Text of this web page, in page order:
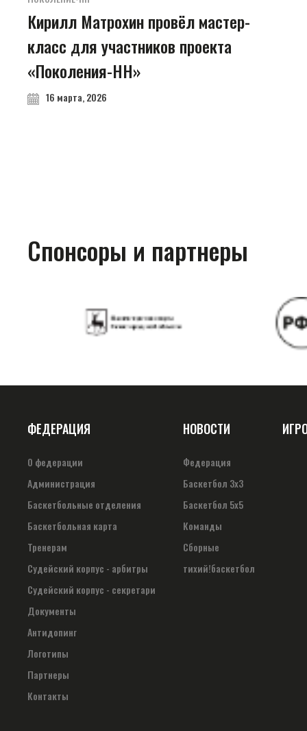
Кирилл Матрохин провёл мастер-
класс для участников проекта
«Поколения-НН»
16 марта, 2026
Спонсоры и партнеры
ФЕДЕРАЦИЯ
О федерации
Администрация
Баскетбольные отделения
Баскетбольная карта
Тренерам
Судейский корпус - арбитры
Судейский корпус - секретари
Документы
Антидопинг
Логотипы
Партнеры
Контакты
НОВОСТИ
Федерация
Баскетбол 3х3
Баскетбол 5х5
Команды
Сборные
тихий!баскетбол